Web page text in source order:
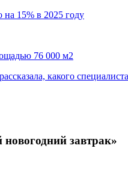
15% в 2025 году
76 000 м2
какого
завтрак»